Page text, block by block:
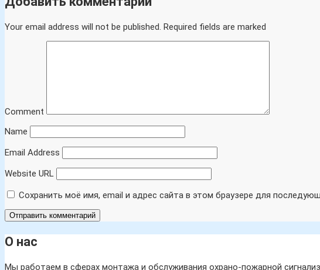
Your email address will not be published. Required fields are marked
Comment
Name
Email Address
Website URL
Сохранить моё имя, email и адрес сайта в этом браузере для
О нас
Мы работаем в сферах монтажа и обслуживания охрано-пожарной